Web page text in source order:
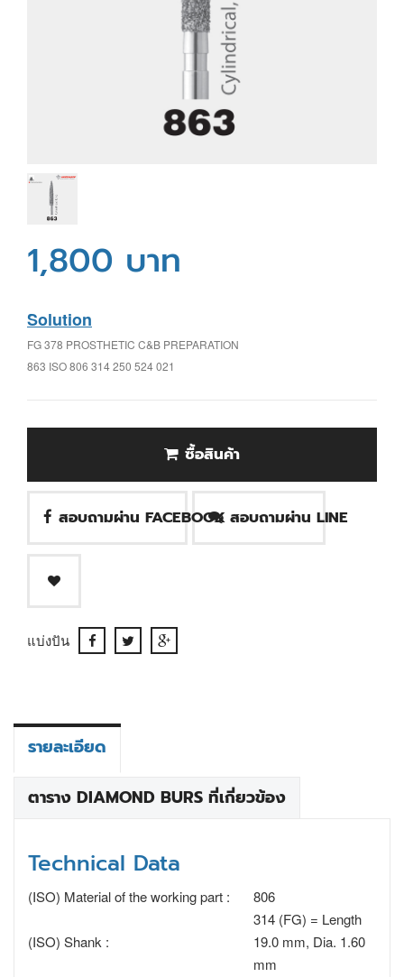
1,800 บาท
Solution
FG 378 PROSTHETIC C&B PREPARATION
863 ISO 806 314 250 524 021
ซื้อสินค้า
สอบถามผ่าน FACEBOOK สอบถามผ่าน LINE
แบ่งปัน
รายละเอียด
ตาราง DIAMOND BURS ที่เกี่ยวข้อง
Technical Data
(ISO) Material of the working part : 806
(ISO) Shank :
314 (FG) = Length
19.0 mm, Dia. 1.60
mm